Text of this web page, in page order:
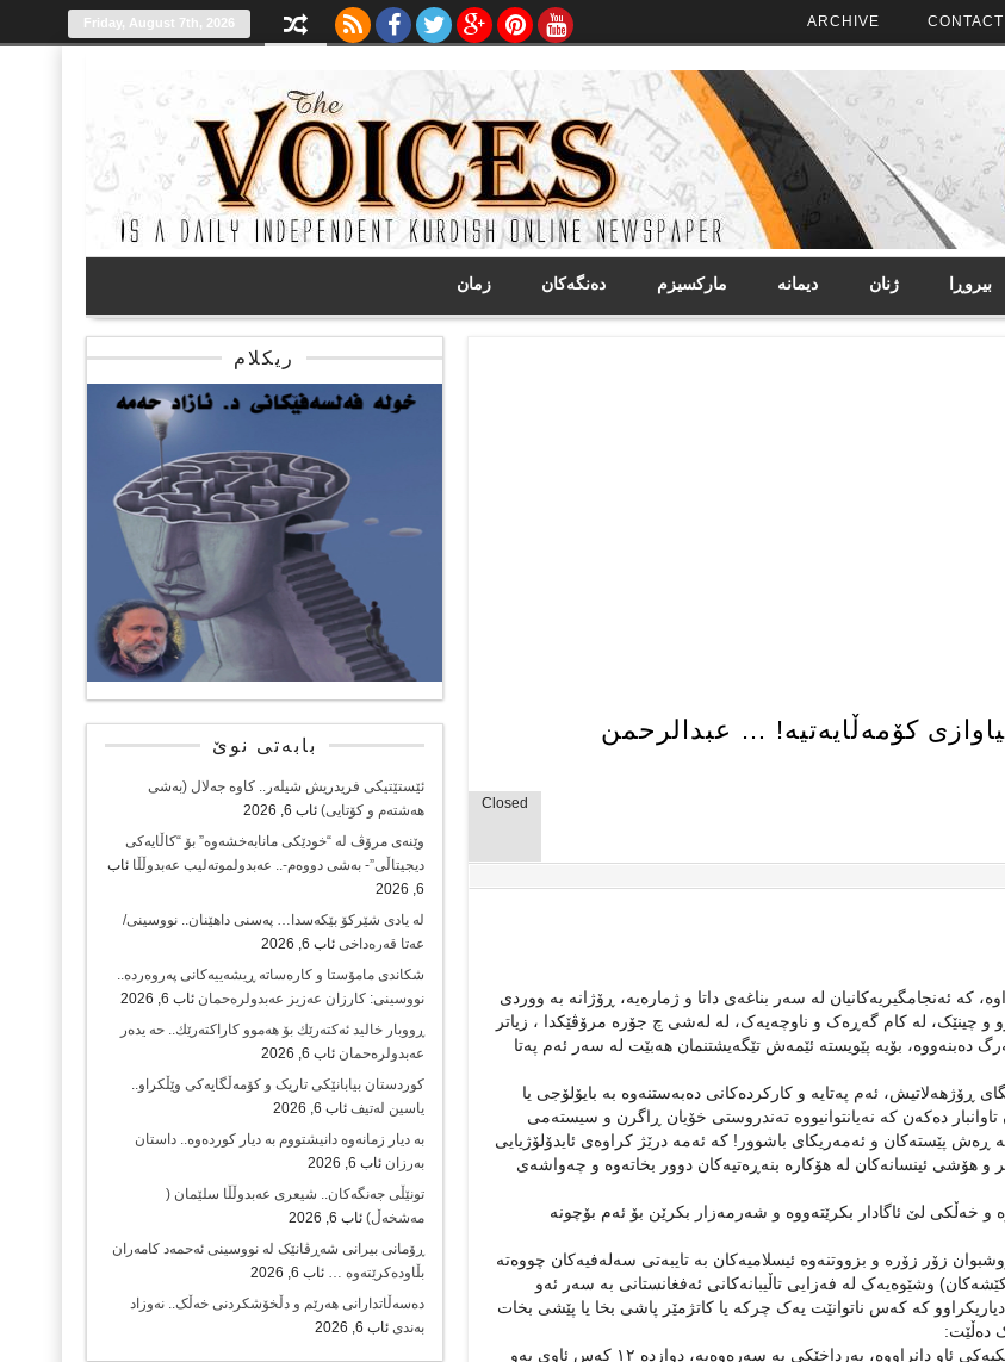
CONTACT
ARCHIVE
Friday, August 7th, 2026
بیروڕا ژنان دیمانە مارکسیزم دەنگەکان زمان
کۆمەڵایەتیە! … عبدالرحمن
Closed
کە ئەنجامگیریەکانیان لە سەر بناغەی داتا و ژمارەیە، ڕۆژانە بە ووردی
پەتای کۆڤید١٩ وەن، بزانن لە چ توێژو و چینێک، لە کام گەڕەک و ناوچەیەک، لە لەشی چ جۆرە مرۆڤێکدا ، زیاتر
دەبنەووە، بۆیە پێویستە ئێمەش تێگەیشتنمان هەبێت لە سەر ئەم پەتا
ڕۆژهەلاتیش، ئەم پەتایە و کارکردەکانی دەبەستنەوە بە بایۆلۆجی یا
دەکەن کە نەیانتوانیووە تەندروستی خۆیان ڕاگرن و سیستەمی
ڕەش پێستەکان و ئەمەریکای باشوور! کە ئەمە درێژ کراوەی ئایدۆلۆژیایی
و هۆشی ئینسانەکان لە هۆکارە بنەڕەتیەکان دوور بخاتەوە و چەواشەی
و خەڵکی لێ ئاگادار بکرێتەووە و شەرمەزار بکرێن بۆ ئەم بۆچونە
زۆر زۆرە و بزووتنەوە ئیسلامیەکان بە تایبەتی سەلەفیەکان چووەتە
وشێوەیەک لە فەزایی تاڵیبانەکانی ئەفغانستانی بە سەر ئەو
کە کەس ناتوانێت یەک چرکە یا کاتژمێر پاشی بخا یا پێشی بخات
دەڵێت:
ئەمڕۆ لە گەڕەکی پیشەسازی کەرکوک(حی الصناعة)، تەماشام کرد تەنکیەکی ئاو دانراووە، پەرداخێکی بە سەرەوەیە، دوازدە ١٢ کەس ئاوی بەو
ریکلام
بابەتی نوێ
ئێستێتیکی فریدریش شیلەر.. کاوە جەلال (بەشی
هەشتەم و کۆتایی) ئاب 6, 2026
وێنەی مرۆڤ لە “خودێکی مانابەخشەوە” بۆ “کاڵایەکی
دیجیتاڵی”- بەشی دووەم-.. عەبدولموتەلیب عەبدوڵڵا ئاب
6, 2026
لە یادی شێرکۆ بێکەسدا… پەسنی داهێنان.. نووسینی/
عەتا قەرەداخی ئاب 6, 2026
شکاندی مامۆستا و کارەساتە ڕیشەییەکانی پەروەردە..
نووسینی: کارزان عەزیز عەبدولرەحمان ئاب 6, 2026
ڕووبار خالید ئەكتەرێك بۆ هەموو كاراكتەرێك.. حه یدەر
عەبدولرەحمان ئاب 6, 2026
کوردستان بیابانێکی تاریک و کۆمەڵگایەکی وێڵکراو..
یاسین لەتیف ئاب 6, 2026
بە دیار زمانەوە دانیشتووم بە دیار کوردەوە.. داستان
بەرزان ئاب 6, 2026
تونێڵی جەنگەکان.. شیعری عەبدوڵڵا سلێمان (
مەشخەڵ) ئاب 6, 2026
ڕۆمانی بیرانی شەڕڤانێک لە نووسینی ئەحمەد کامەران
بڵاودەکرێتەوە … ئاب 6, 2026
دەسەڵاتدارانی هەرێم و دڵخۆشکردنی خەڵک.. نەوزاد
بەندی ئاب 6, 2026